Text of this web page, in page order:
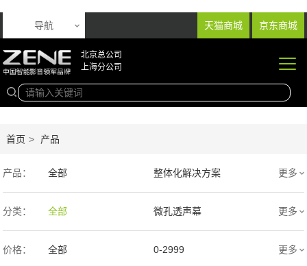
天猫商城 京东商城
导航
北京总公司
上海分公司
首页 > 产品
产品： 全部 整体化解决方案
音响产品 投影产品
专业扩声音箱 幕布产品
更多
分类： 全部 微孔透声幕
编织透声幕 高清4K幕布
更多
价格： 全部 0-2999 更多